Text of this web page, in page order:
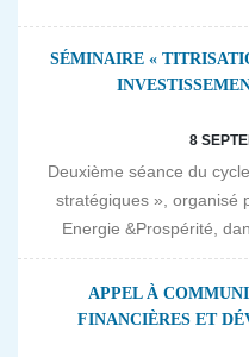
SÉMINAIRE «
8
Deuxième séance du
stratégiques », organisé
Energie &Prospérité,
APPEL À
FINANCIÈRES ET